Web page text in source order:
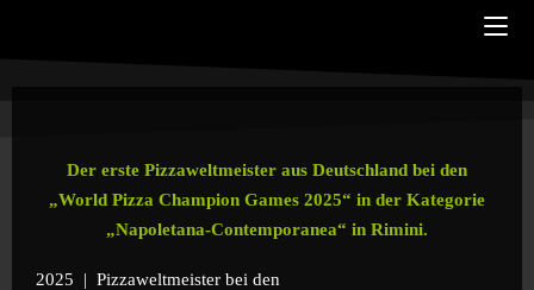
Der erste Pizzaweltmeister aus Deutschland bei den
„World Pizza Champion Games 2025“ in der Kategorie
„Napoletana-Contemporanea“ in Rimini.
2025 | Pizzaweltmeister bei den